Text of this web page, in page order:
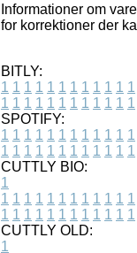
Informationer om
for korrektioner der
BITLY:
1 1 1 1 1 1 1 1 1 1 1 1
1 1 1 1 1 1 1 1 1 1 1 1
SPOTIFY:
1 1 1 1 1 1 1 1 1 1 1 1
1 1 1 1 1 1 1 1 1 1 1 1
CUTTLY BIO:
1
1 1 1 1 1 1 1 1 1 1 1 1
1 1 1 1 1 1 1 1 1 1 1 1
CUTTLY OLD:
1